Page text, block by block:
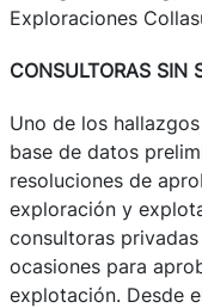
Exploraciones
CONSULTORAS SIN
Uno de los
base de datos
resoluciones de
exploración y
consultoras
ocasiones para
explotación. Desde